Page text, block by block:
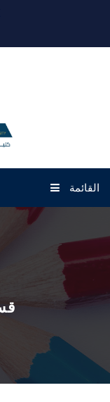
القائمة